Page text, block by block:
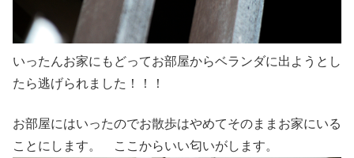
いったんお家にもどってお部屋からベランダに出ようとし
たら逃げられました！！！
お部屋にはいったのでお散歩はやめてそのままお家にいる
ことにします。 ここからいい匂いがします。